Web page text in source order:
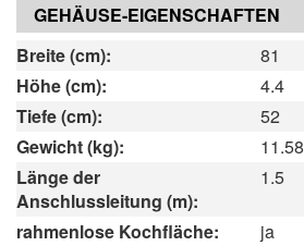
GEHÄUSE-EIGENSCHAFTEN
Breite (cm):
81
Höhe (cm):
4.4
Tiefe (cm):
52
Gewicht (kg):
11.58
Länge der
Anschlussleitung (m):
1.5
rahmenlose Kochfläche:
ja